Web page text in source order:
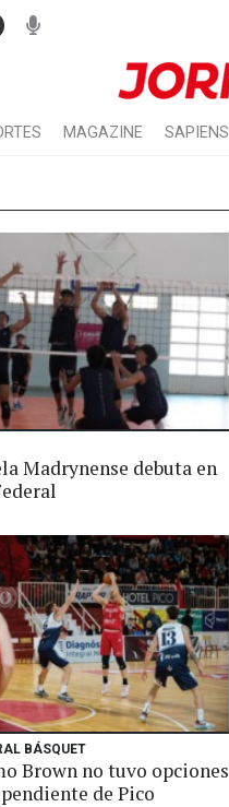
MAGAZINE SAPIENS
Madrynense debuta en
BÁSQUET
Brown no tuvo opciones
de Pico